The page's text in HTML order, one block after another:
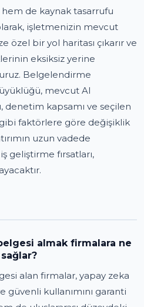
de kaynak tasarrufu
işletmenizin mevcut
özel bir yol haritası çıkarır ve
eksiksiz yerine
Belgelendirme
mevcut AI
denetim kapsamı ve seçilen
faktörlere göre değişiklik
uzun vadede
geliştirme fırsatları,
almak firmalara ne
alan firmalar, yapay zeka
güvenli kullanımını garanti